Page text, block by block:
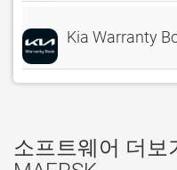
Kia Warranty
소프트웨어 더보